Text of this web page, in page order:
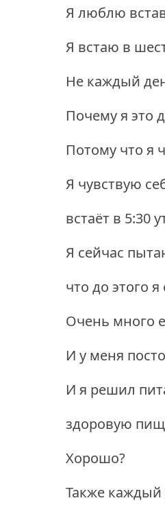
Я люблю
Я встаю в
Не каждый
Почему я это
Потому что я
Я чувствую
встаёт в 5:30
Я сейчас
что до этого
Очень много
И у меня
И я решил
здоровую
Хорошо?
Также каждый